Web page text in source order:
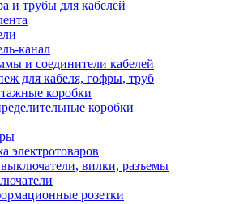
и трубы для кабелей
канал
и соединители кабелей
для кабеля, гофры, труб
коробки
коробки
электротоваров
вилки, разъемы
розетки